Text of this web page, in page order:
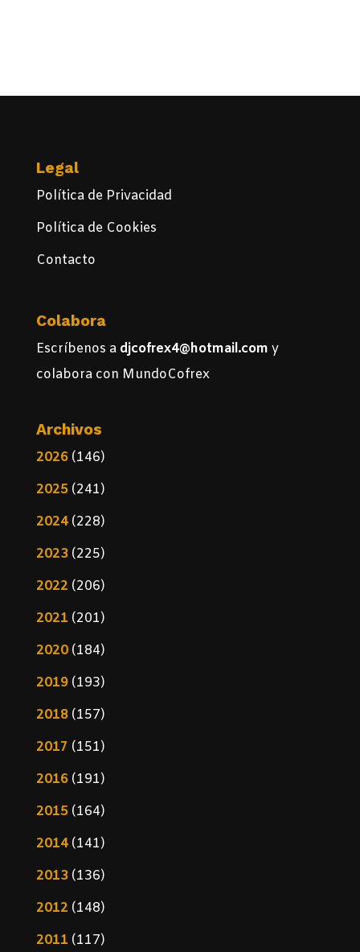
Legal
Política de Privacidad
Política de Cookies
Contacto
Colabora
Escríbenos a djcofrex4@hotmail.com y
colabora con MundoCofrex
Archivos
2026(146)
2025(241)
2024(228)
2023(225)
2022 (206)
2021 (201)
2020(184)
2019(193)
2018(157)
2017 (151)
2016(191)
2015(164)
2014(141)
2013(136)
2012 (148)
2011 (117)